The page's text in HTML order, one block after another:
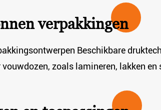
verpakkingen
Beschikbare
zoals lamineren, lakken